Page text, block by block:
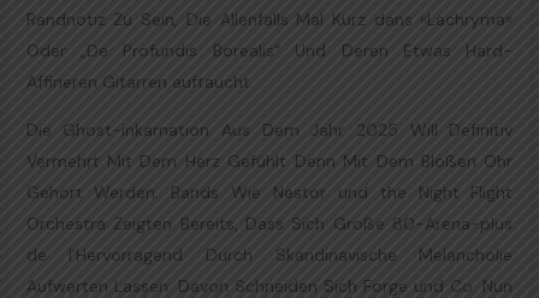
Randnotiz Zu Sein, Die Allenfalls Mal Kurz dans «Lachryma»
Oder „De Profundis Borealis“ Und Deren Etwas Hard-
Affineren Gitarren auftaucht.
Die Ghost-inkarnation Aus Dem Jahr 2025 Will Definitiv
Vermehrt Mit Dem Herz Gefühlt Denn Mit Dem Bloßen Ohr
Gehört Werden. Bands Wie Nestor und the Night Flight
Orchestra Zeigten Bereits, Dass Sich Große 80-Arena-plus
de l'Hervorragend Durch Skandinavische Melancholie
Aufwerten Lassen. Davon Schneiden Sich Forge und Co. Nun